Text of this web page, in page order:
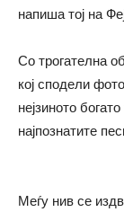
напиша тој на
Со трогателна
кој сподели
нејзиното
најпознатите
Меѓу нив се